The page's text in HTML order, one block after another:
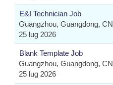
E&I Technician Job
Guangzhou, Guangdong, CN
25 lug 2026
Blank Template Job
Guangzhou, Guangdong, CN
25 lug 2026